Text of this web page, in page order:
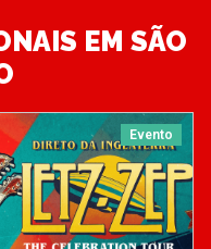
EM SÃO
Evento